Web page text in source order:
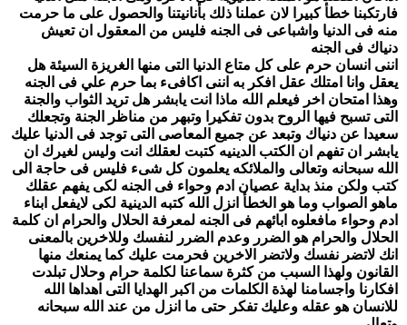
فارتكبنا خطأ كبيرا لان عملنا ذلك بأنانيتنا والحصول على ما حرمت
منه فى الدنيا واشباعى فى الجنه فليس من المعقول ان تعيش
دنياك فى الجنه
اننى انسان حرم على كل متاع الدنيا التى منها الغريزة السيئة هل
يعقل وانا امتلك عقل افكر به اننى اكافىء بما حرم علي فى الجنه
وهذا امتحان اخر فيعلم الله ماذا انت يابشر هل تريد الثواب والجنة
التى تسبح فيها الروح بدون تفكيرا وتبهر من مناظر الجنة وتجعلك
سعيدا عن دنياك وتبعد عن جميع المعاصى التى توجد فى الدنيا عليك
يابشر ان تفهم ان الكتب الدينيه كتبت لعقلك انت وليس لغيرك ان
الله سبحانه وتعالى والملائكه يعلمون كل شىء فليس فى حاجة الى
كتب ولكن منذ بداية عصيان ادم وحواء فى الجنه لكى يفهم عقلك
ماهو الصواب وما هو الخطأ انزل الله كتبه الدينية لكى لايفعل ابناء
ادم وحواء مافعلوه ابائهم فى الجنه لمعرفة الحلال والحرام ان كلمة
الحلال والحرام هو الضرر وعدم الضرر لنفسك وللاخرين بالمعنى
انك لاتضر نفسك ولاتضر الاخرين فحرمت عليك كما يمنعك منها
القانون ولهذا السبب من كثرة سماعنا لكلمة حرام وحلال تبلدت
افكارنا واجسامنا لهذة الكلمات من اكبر الهدايا التى اهداها الله
للانسان هو عقله وعليك تفكر حتى ما انزل من عند الله سبحانه